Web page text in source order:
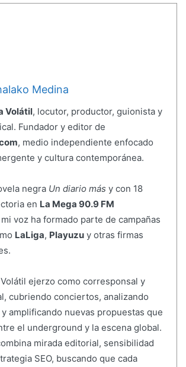
Medina
Volátil, locutor, productor, guionista y
Fundador y editor de
, medio independiente enfocado
y cultura contemporánea.
negra Un diario más y con 18
en La Mega 90.9 FM
mi voz ha formado parte de campañas
LaLiga, Playuzuy otras firmas
ejerzo como corresponsal y
cubriendo conciertos, analizando
amplificando nuevas propuestas que
el underground y la escena global.
mirada editorial, sensibilidad
SEO, buscando que cada